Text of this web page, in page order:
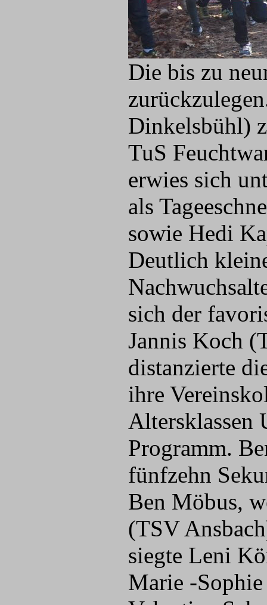
Die bis zu
Dinkelsbühl)
TuS
erwies sich
als
sowie Hedi
Deutlich
sich der
Jannis Koch
distanzierte
ihre
Altersklassen
Programm.
fünfzehn
Ben Möbus,
(TSV
siegte Leni
Marie -